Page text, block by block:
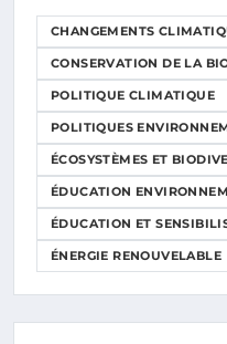
CHANGEMENTS
CONSERVATION DE LA
POLITIQUE CLIMATIQUE
POLITIQUES
ÉCOSYSTÈMES ET
ÉDUCATION
ÉDUCATION ET
ÉNERGIE RENOUVELABLE